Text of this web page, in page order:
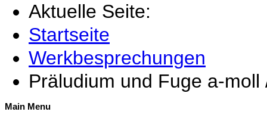
Aktuelle Seite:
Startseite
Werkbesprechungen
Präludium und Fuge a-moll
Main Menu